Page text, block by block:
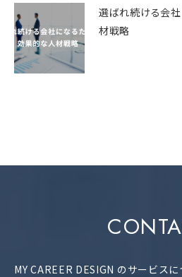
選ばれ続ける会
材戦略
MY CAREER DESIGN のサービスに